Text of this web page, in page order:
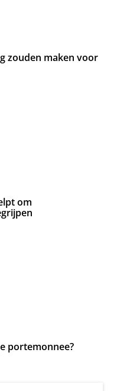
zouden maken voor
om
portemonnee?